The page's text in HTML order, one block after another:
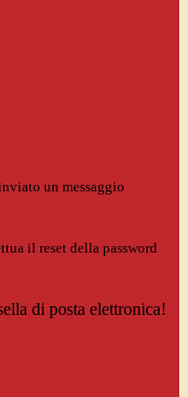
un messaggio
il reset della password
di posta elettronica!